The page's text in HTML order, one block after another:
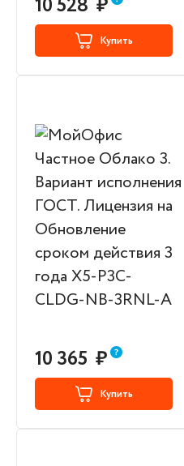
10 528 ₽
Купить
10 365 ₽
Купить